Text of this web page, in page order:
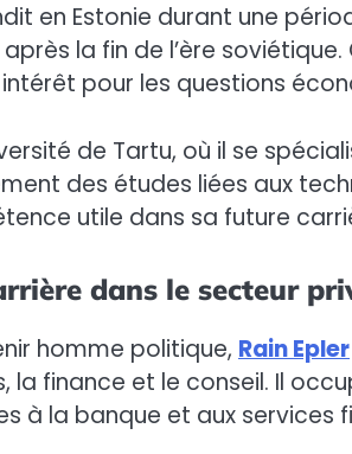
en Estonie durant une
la fin de l’ère
pour les questions
de Tartu, où il se
des études liées aux
utile dans sa future
dans le secteur
homme politique, Rain Epler
la finance et le conseil. Il
à la banque et aux services